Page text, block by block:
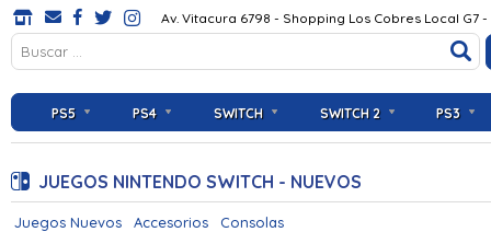
Av. Vitacura 6798 - Shopping Los Cobres Local G7
PS5 PS4 SWITCH SWITCH 2 PS3
JUEGOS NINTENDO SWITCH - NUEVOS
Juegos Nuevos Accesorios Consolas